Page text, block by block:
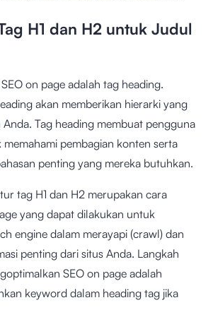
H1 dan H2 untuk Judul
on page adalah tag heading.
akan memberikan hierarki yang
Tag heading membuat pengguna
pembagian konten serta
penting yang mereka butuhkan.
tag H1 dan H2 merupakan cara
yang dapat dilakukan untuk
engine dalam merayapi (crawl) dan
penting dari situs Anda. Langkah
SEO on page adalah
keyword dalam heading tag jika